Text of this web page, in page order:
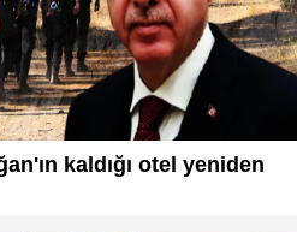
kaldığı otel yeniden